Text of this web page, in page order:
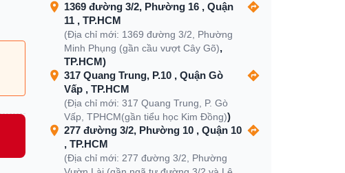
1369 đường 3/2, Phường 16 , Quận
11 , TP.HCM
(Địa chỉ mới: 1369 đường 3/2, Phường
Minh Phụng (gần cầu vượt Cây Gõ),
TP.HCM)
317 Quang Trung, P.10 , Quận Gò
Vấp , TP.HCM
(Địa chỉ mới: 317 Quang Trung, P. Gò
Vấp, TPHCM(gần tiểu học Kim Đồng))
277 đường 3/2, Phường 10 , Quận 10
, TP.HCM
(Địa chỉ mới: 277 đường 3/2, Phường